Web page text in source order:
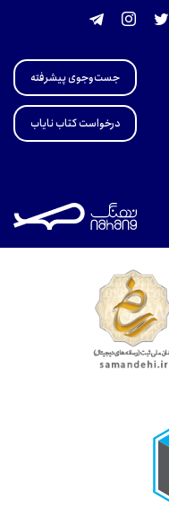
جست‌وجوی پیشرفته
درخواست کتاب نایاب